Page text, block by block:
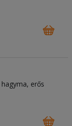
hagyma erős